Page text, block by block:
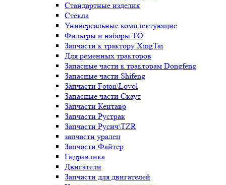
Стандартные изделия
Стёкла
Универсальные комплектующие
Фильтры и наборы ТО
Запчасти к трактору XingTai
Для ременных тракторов
Запасные части к тракторам Dongfeng
Запасные части Shifeng
Запчасти Foton\Lovol
Запасные части Скаут
Запчасти Кентавр
Запчасти Рустрак
Запчасти Русич\TZR
запчасти уралец
Запчасти Файтер
Гидравлика
Двигатели
Запчасти для двигателей